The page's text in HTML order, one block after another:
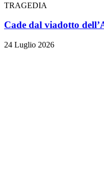
TRAGEDIA
Cade dal viadotto
24 Luglio 2026